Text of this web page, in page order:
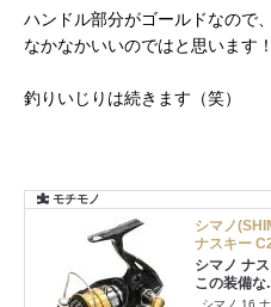
ハンドル部分がゴールドなので
なかなかいいのではと思います！
釣りいじりは続きます（笑）